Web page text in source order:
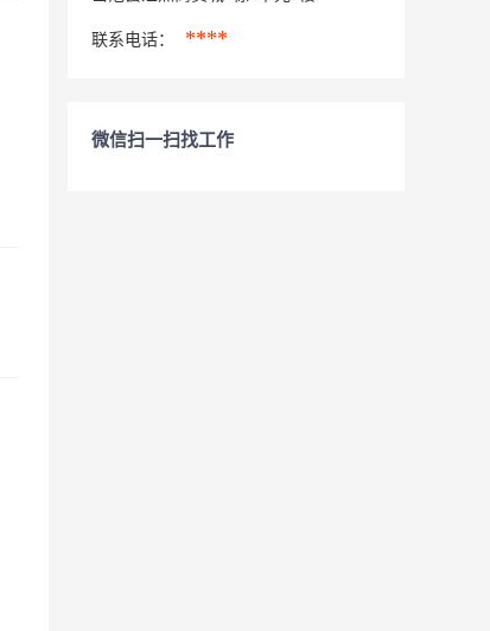
联系电话： ****
微信扫一扫找工作